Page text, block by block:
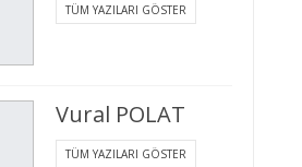
TÜM YAZILARI GÖSTER
Vural POLAT
TÜM YAZILARI GÖSTER